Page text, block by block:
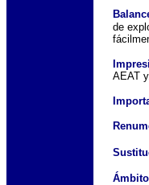
de
AEAT